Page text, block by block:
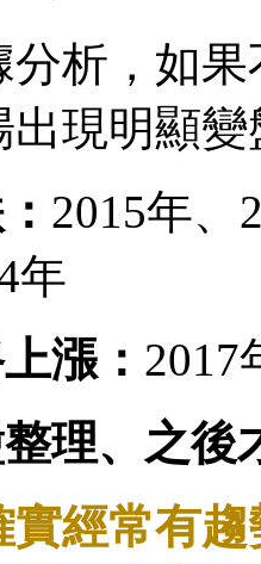
分析，如
現明顯
2015年、
年
漲： 2017
理、之後
經常有